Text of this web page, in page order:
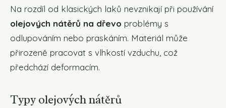
Na rozdíl od klasických laků nevznikají při používání
olejových nátěrů na dřevo problémy s
odlupováním nebo praskáním. Materiál může
přirozeně pracovat s vlhkostí vzduchu, což
předchází deformacím.
Typy olejových nátěrů